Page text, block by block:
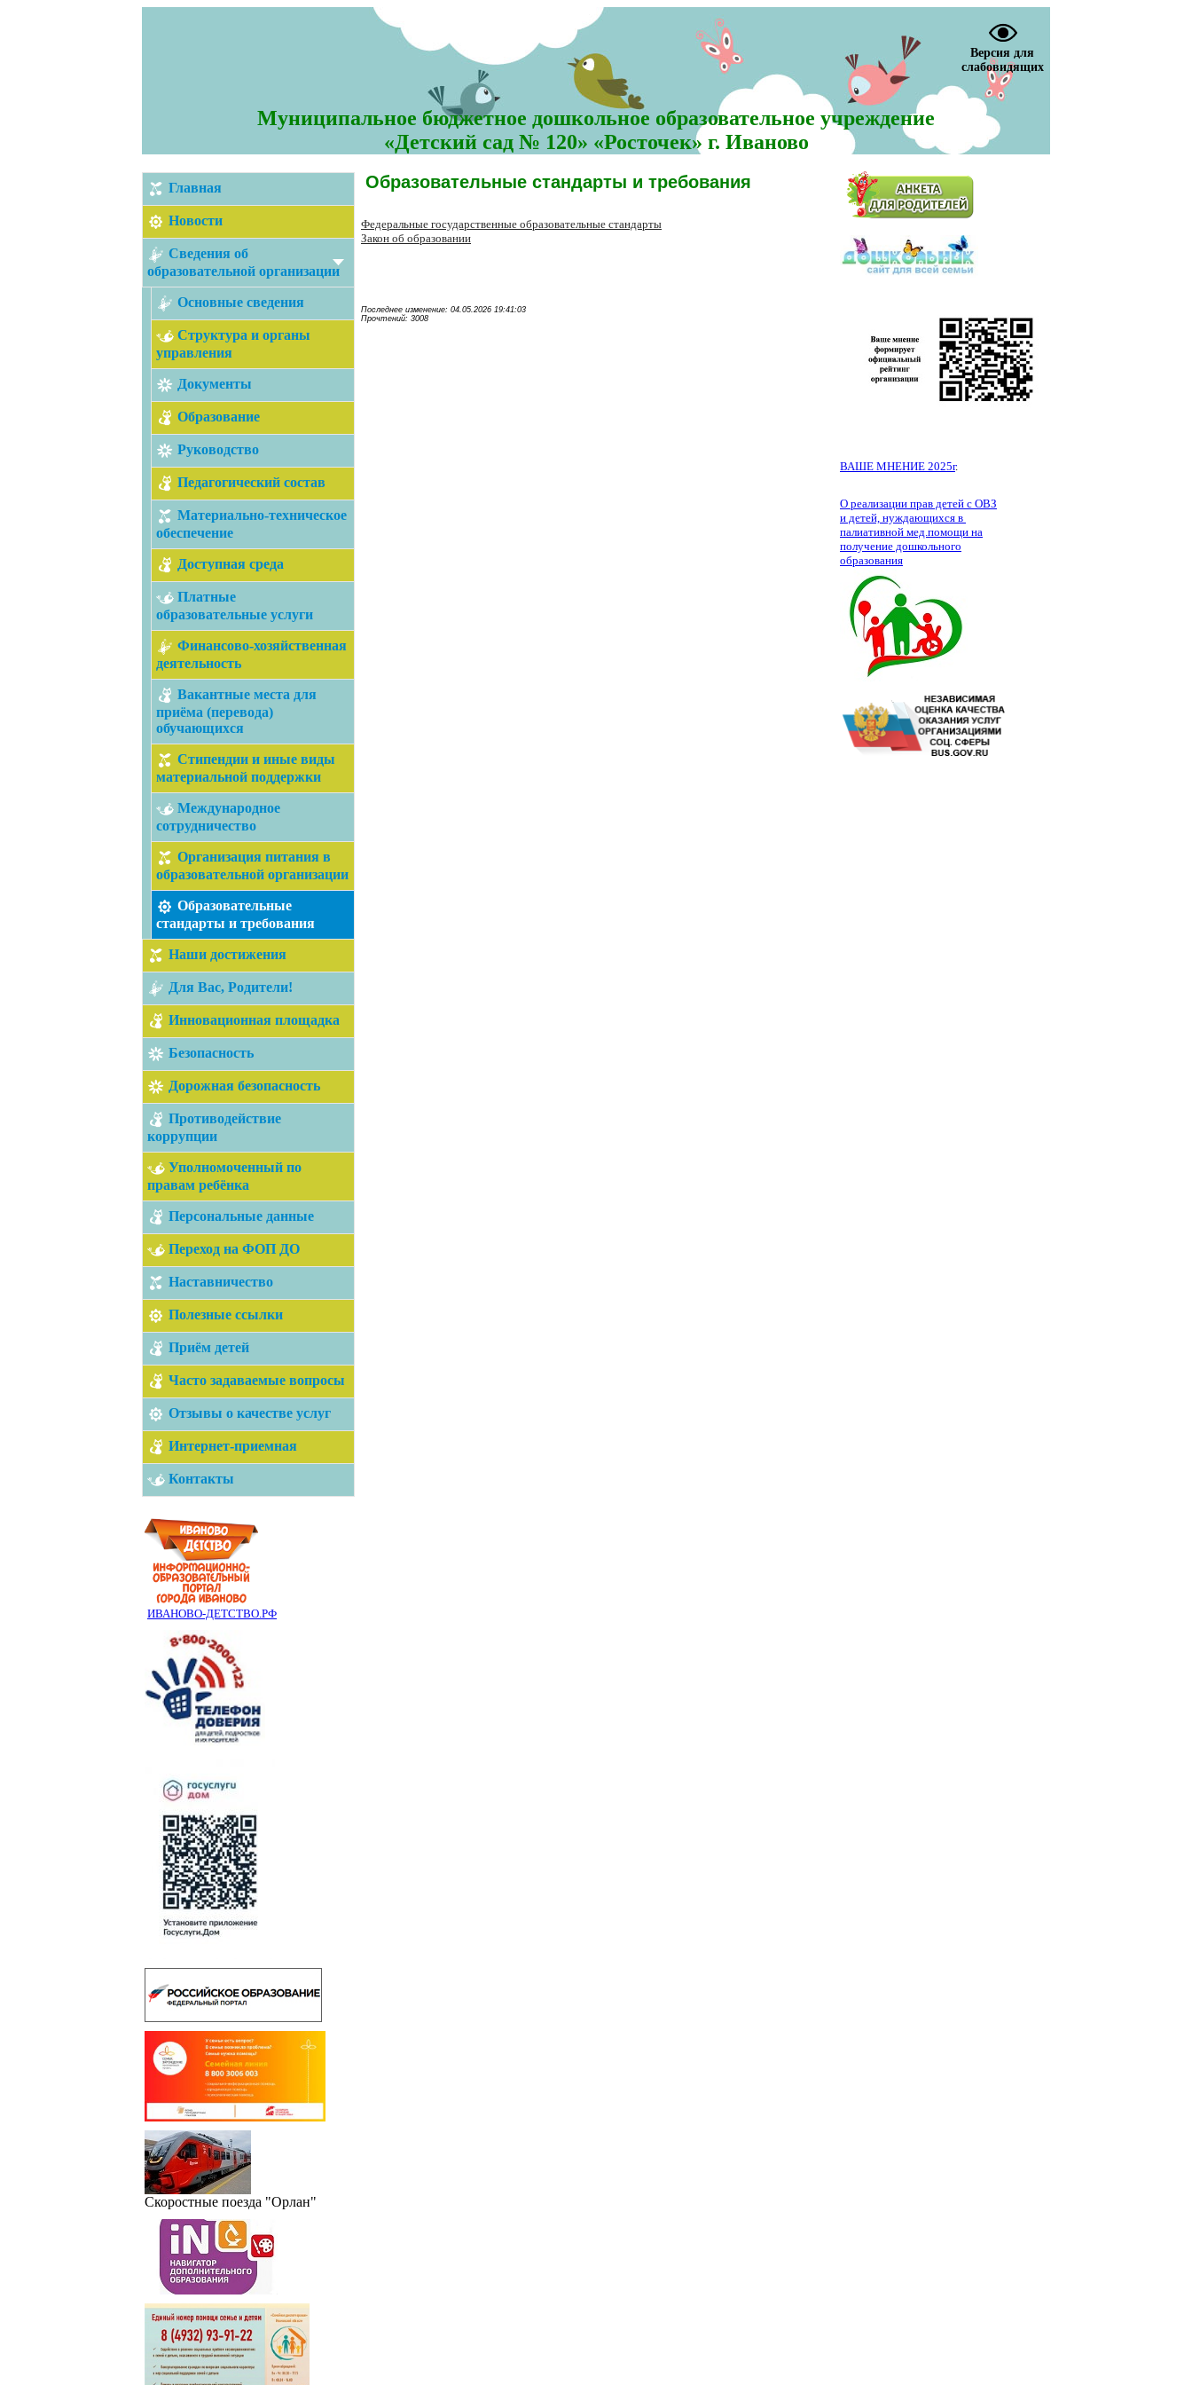
Версия для
слабовидящих
Муниципальное бюджетное дошкольное образовательное учреждение
«Детский сад № 120» «Росточек» г. Иваново
Главная
Новости
Сведения об
образовательной организации
Основные сведения
Структура и органы
управления
Документы
Образование
Руководство
Педагогический состав
Материально-техническое
обеспечение
Доступная среда
Платные
образовательные услуги
Финансово-хозяйственная
деятельность
Вакантные места для
приёма (перевода)
обучающихся
Стипендии и иные виды
материальной поддержки
Международное
сотрудничество
Организация питания в
образовательной организации
Образовательные
стандарты и требования
Наши достижения
Для Вас, Родители!
Инновационная площадка
Безопасность
Дорожная безопасность
Противодействие
коррупции
Уполномоченный по
правам ребёнка
Персональные данные
Переход на ФОП ДО
Наставничество
Полезные ссылки
Приём детей
Часто задаваемые вопросы
Отзывы о качестве услуг
Интернет-приемная
Контакты
ИВАНОВО-ДЕТСТВО.РФ
Скоростные поезда "Орлан"
ВАШЕ МНЕНИЕ 2025г.
О реализации прав детей с ОВЗ
и детей, нуждающихся в
палиативной мед.помощи на
получение дошкольного
образования
Образовательные стандарты и требования
Федеральные государственные образовательные стандарты
Закон об образовании
Последнее изменение: 04.05.2026 19:41:03
Прочтений: 3008